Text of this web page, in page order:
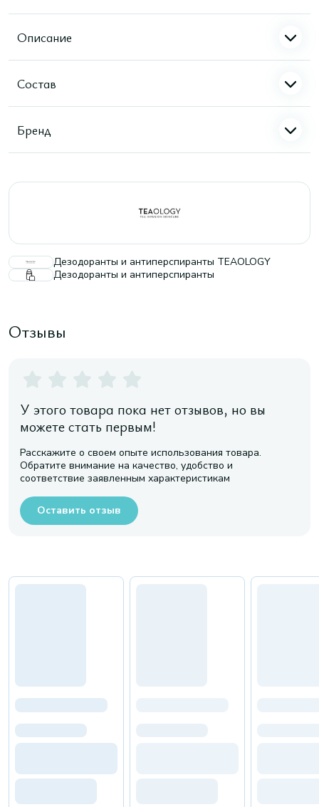
Описание
Состав
Бренд
Дезодоранты и антиперспиранты TEAOLOGY
Дезодоранты и антиперспиранты
Отзывы
У этого товара пока нет отзывов, но вы
можете стать первым!
Расскажите о своем опыте использования товара.
Обратите внимание на качество, удобство и
соответствие заявленным характеристикам
Оставить отзыв